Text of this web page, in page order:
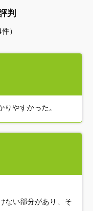
判
件）
やすかった。
ない部分があり、そ